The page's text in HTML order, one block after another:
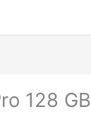
128 GB